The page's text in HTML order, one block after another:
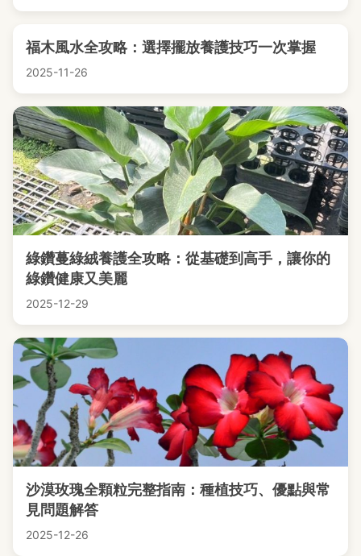
福木風水全攻略：選擇擺放養護技巧一次掌握
2025-11-26
綠鑽蔓綠絨養護全攻略：從基礎到高手，讓你的
綠鑽健康又美麗
2025-12-29
沙漠玫瑰全顆粒完整指南：種植技巧、優點與常
見問題解答
2025-12-26